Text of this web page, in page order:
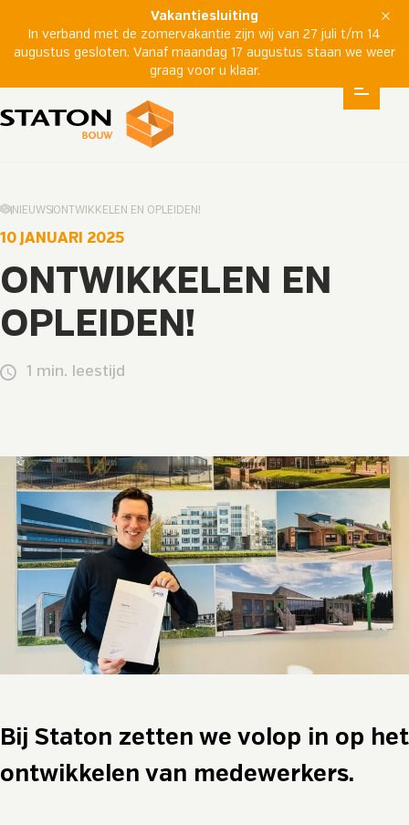
Vakantiesluiting
In verband met de zomervakantie zijn wij van 27 juli t/m 14
augustus gesloten. Vanaf maandag 17 augustus staan we weer
graag voor u klaar.
NIEUWSONTWIKKELEN EN OPLEIDEN!
10 JANUARI 2025
ONTWIKKELEN EN
OPLEIDEN!
1 min. leestijd
Bij Staton zetten we volop in op het
ontwikkelen van medewerkers.